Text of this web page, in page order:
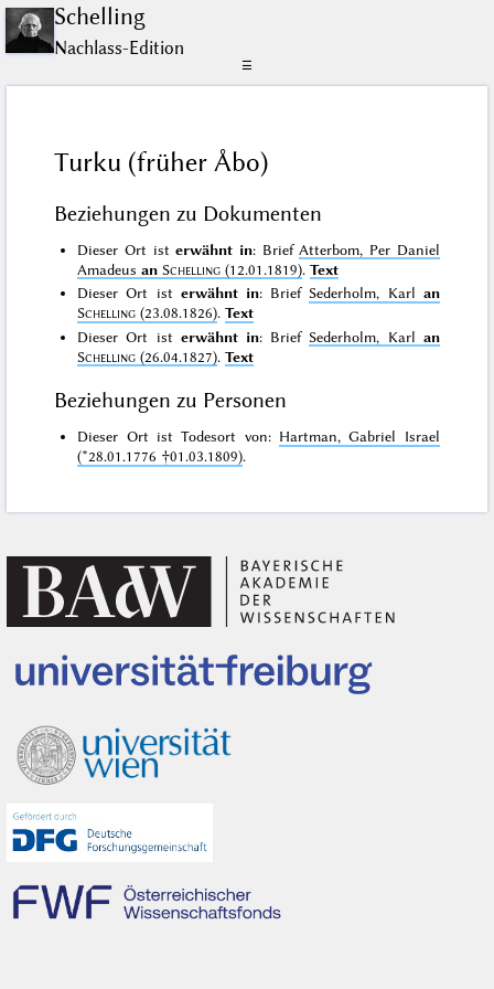
Schelling
Nachlass-Edition
☰
Turku (früher Åbo)
Beziehungen zu Dokumenten
Dieser Ort isterwähnt in: BriefAtterbom, Per Daniel
Amadeusan Schelling (12.01.1819).Text
Dieser Ort ist erwähnt in: BriefSederholm, Karl an
Schelling (23.08.1826).Text
Dieser Ort ist erwähnt in: Brief Sederholm, Karl an
Schelling (26.04.1827).Text
Beziehungen zu Personen
Dieser Ort ist Todesort von: Hartman, Gabriel Israel
(*28.01.1776 †01.03.1809).